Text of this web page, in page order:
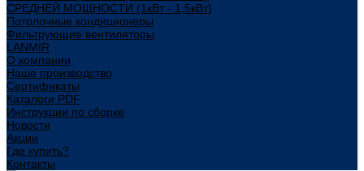
СРЕДНЕЙ МОЩНОСТИ (1кВт - 1,5кВт)
Потолочные кондиционеры
Фильтрующие вентиляторы
LANMIR
О компании
Наше производство
Сертификаты
Каталоги PDF
Инструкции по сборке
Новости
Акции
Где купить?
Контакты